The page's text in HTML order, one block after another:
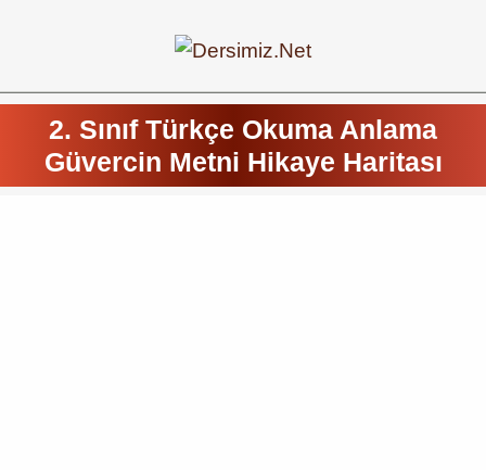
2. Sınıf Türkçe Okuma Anlama
Güvercin Metni Hikaye Haritası